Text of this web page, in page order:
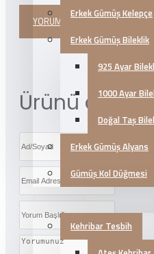
Erkek Gümüş Kelepçe
Erkek Gümüş Bileklik
925 Ayar
1000 Ayar
Doğal Taş
Erkek Gümüş Alyans
Gümüş Kol Düğmesi
TESBİH
Kehribar Tesbih
YORUM YAPINIZ
Ürünü